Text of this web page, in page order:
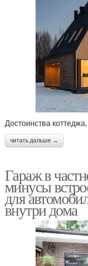
Достоинства
читать дальше →
Гараж в
минусы
для
внутри дома